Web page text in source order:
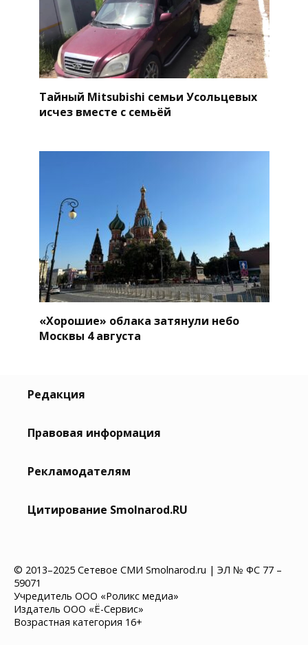
Тайный Mitsubishi семьи Усольцевых
исчез вместе с семьёй
«Хорошие» облака затянули небо
Москвы 4 августа
Редакция
Правовая информация
Рекламодателям
Цитирование Smolnarod.RU
© 2013–2025 Сетевое СМИ Smolnarod.ru | ЭЛ № ФС 77 –
59071
Учредитель ООО «Роликс медиа»
Издатель ООО «Ё-Сервис»
Возрастная категория 16+